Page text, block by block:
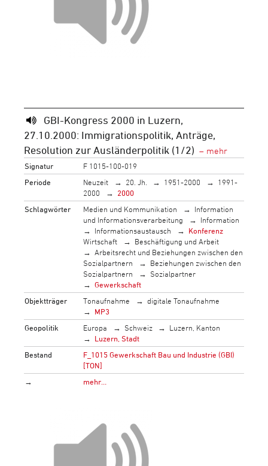
GBI-Kongress 2000 in Luzern,
27.10.2000: Immigrationspolitik, Anträge,
Resolution zur Ausländerpolitik (1/2)
Signatur
F 1015-100-019
Periode
Neuzeit 20. Jh. 1951-2000
1991-
2000
2000
Schlagwörter
Medien und Kommunikation
Information
und Informationsverarbeitung
Information
Informationsaustausch
Konferenz
Wirtschaft
Beschäftigung und Arbeit
Arbeitsrecht und Beziehungen zwischen den
Sozialpartnern
Beziehungen zwischen den
Sozialpartnern
Sozialpartner
Gewerkschaft
Objektträger
Tonaufnahme
digitale Tonaufnahme
MP3
Geopolitik
Europa Schweiz
Luzern, Kanton
Luzern, Stadt
Bestand
F_1015 Gewerkschaft Bau und Industrie (GBI)
[TON]
→
mehr…